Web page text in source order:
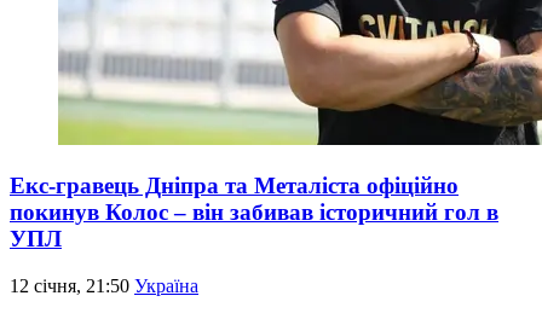
Екс-гравець Дніпра та Металіста офіційно
покинув Колос – він забивав історичний гол в
УПЛ
12 січня, 21:50 Україна